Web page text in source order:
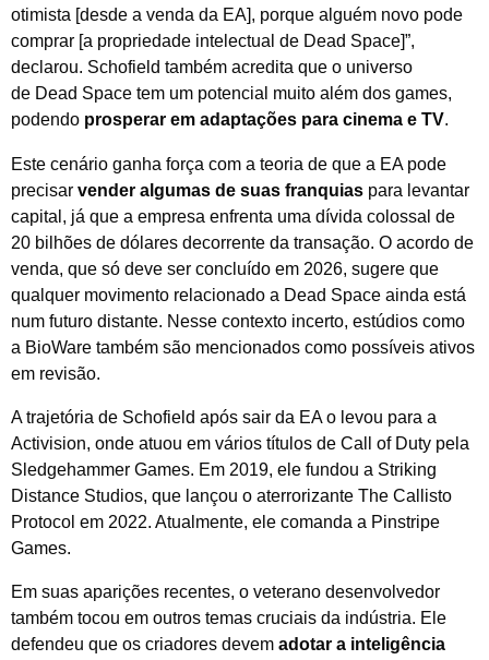
otimista [desde a venda da EA], porque alguém novo pode
comprar [a propriedade intelectual de Dead Space]”,
declarou. Schofield também acredita que o universo
de Dead Space tem um potencial muito além dos games,
podendo prosperar em adaptações para cinema e TV.
Este cenário ganha força com a teoria de que a EA pode
precisar vender algumas de suas franquias para levantar
capital, já que a empresa enfrenta uma dívida colossal de
20 bilhões de dólares decorrente da transação. O acordo de
venda, que só deve ser concluído em 2026, sugere que
qualquer movimento relacionado a Dead Space ainda está
num futuro distante. Nesse contexto incerto, estúdios como
a BioWare também são mencionados como possíveis ativos
em revisão.
A trajetória de Schofield após sair da EA o levou para a
Activision, onde atuou em vários títulos de Call of Duty pela
Sledgehammer Games. Em 2019, ele fundou a Striking
Distance Studios, que lançou o aterrorizante The Callisto
Protocol em 2022. Atualmente, ele comanda a Pinstripe
Games.
Em suas aparições recentes, o veterano desenvolvedor
também tocou em outros temas cruciais da indústria. Ele
defendeu que os criadores devem adotar a inteligência